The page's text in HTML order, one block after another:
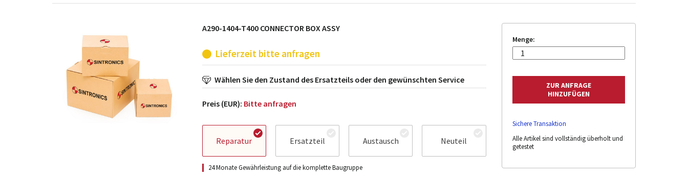
A290-1404-T400 CONNECTOR BOX ASSY
Lieferzeit bitte anfragen
Wählen Sie den Zustand des Ersatzteils oder den gewünschten Service
Preis (EUR): Bitte anfragen
Reparatur Ersatzteil Austausch Neuteil
24 Monate Gewährleistung auf die komplette Baugruppe
Menge:
Sichere Transaktion
Alle Artikel sind vollständig überholt und
getestet